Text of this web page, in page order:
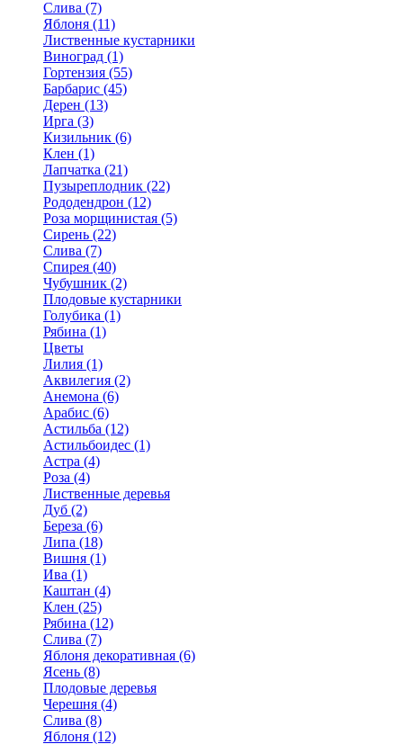
Слива (7)
Яблоня (11)
Лиственные кустарники
Виноград (1)
Гортензия (55)
Барбарис (45)
Дерен (13)
Ирга (3)
Кизильник (6)
Клен (1)
Лапчатка (21)
Пузыреплодник (22)
Рододендрон (12)
Роза морщинистая (5)
Сирень (22)
Слива (7)
Спирея (40)
Чубушник (2)
Плодовые кустарники
Голубика (1)
Рябина (1)
Цветы
Лилия (1)
Аквилегия (2)
Анемона (6)
Арабис (6)
Астильба (12)
Астильбоидес (1)
Астра (4)
Роза (4)
Лиственные деревья
Дуб (2)
Береза (6)
Липа (18)
Вишня (1)
Ива (1)
Каштан (4)
Клен (25)
Рябина (12)
Слива (7)
Яблоня декоративная (6)
Ясень (8)
Плодовые деревья
Черешня (4)
Слива (8)
Яблоня (12)